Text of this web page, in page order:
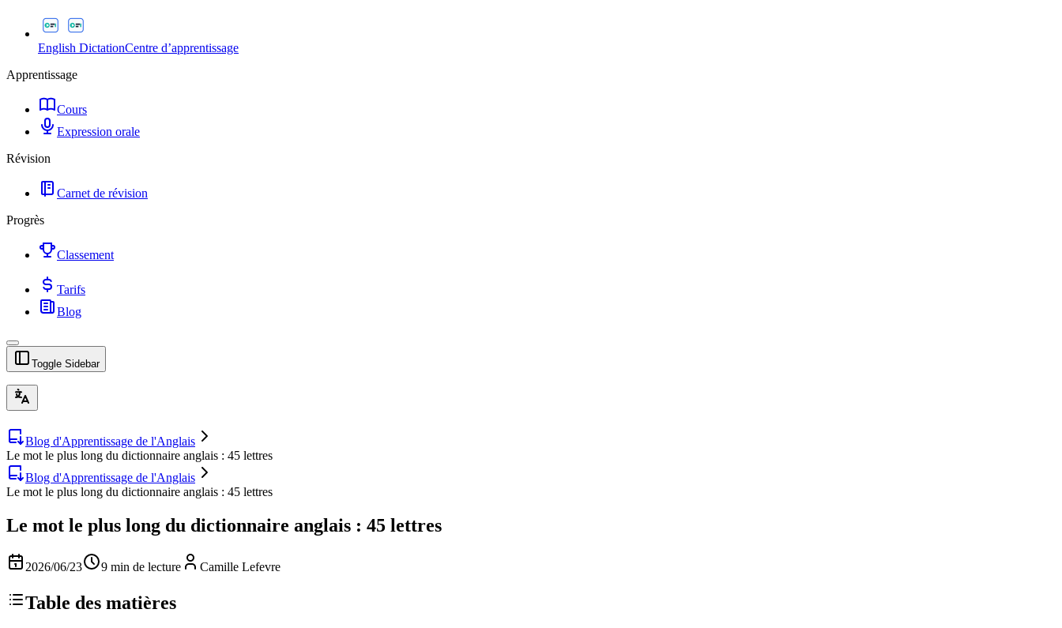
English DictationCentre d’apprentissage
Apprentissage
Cours
Expression orale
Révision
Carnet de révision
Progrès
Classement
Tarifs
Blog
Toggle Sidebar
Blog d'Apprentissage de l'Anglais
Le mot le plus long du dictionnaire anglais : 45 lettres
Blog d'Apprentissage de l'Anglais
Le mot le plus long du dictionnaire anglais : 45 lettres
Le mot le plus long du dictionnaire anglais : 45 lettres
2026/06/23 9 min de lecture Camille Lefevre
Table des matières